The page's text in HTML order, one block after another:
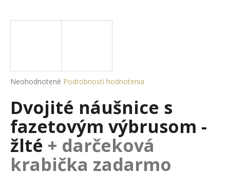
Priemerné
produktu
je
0,0
5
hviezdičiek.
Neohodnotené Podrobnosti hodnotenia
Dvojité náušnice s
fazetovým výbrusom -
žlté + darčeková
krabička zadarmo
j
?
HĽADAŤ
O
d